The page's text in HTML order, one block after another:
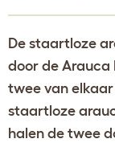
De staartloze
door de Arauca
twee van
staartloze
halen de twee